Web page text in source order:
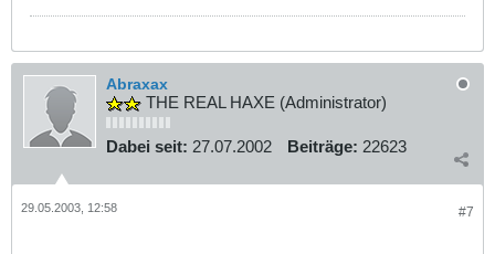
Abraxax
THE REAL HAXE (Administrator)
Dabei seit: 27.07.2002 Beiträge: 22623
#7
29.05.2003, 12:58